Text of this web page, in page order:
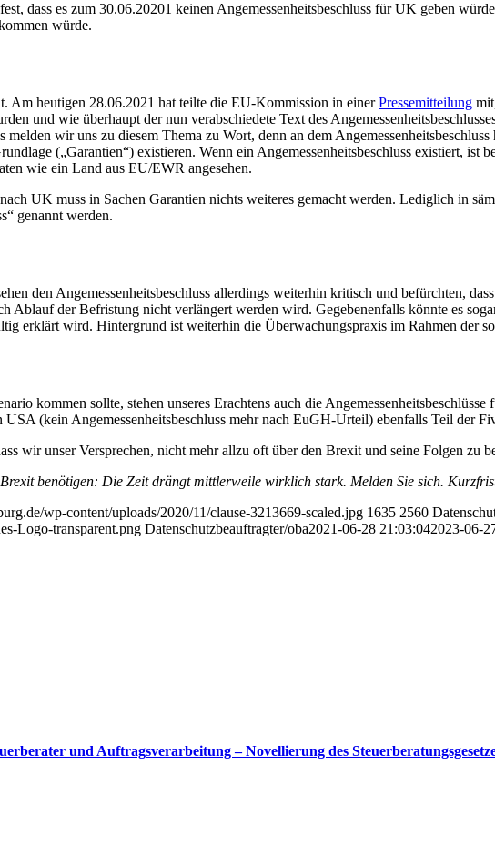
dass es zum 30.06.20201 keinen Angemessenheitsbeschluss für UK geben
würde.
Am heutigen 28.06.2021 hat teilte die EU-Kommission in einerPressemitteilung
und wie überhaupt der nun verabschiedete Text des
melden wir uns zu diesem Thema zu Wort, denn an dem
(„Garantien“) existieren. Wenn ein Angemessenheitsbeschluss existiert,
wie ein Land aus EU/EWR angesehen.
UK muss in Sachen Garantien nichts weiteres gemacht werden. Lediglich in
genannt werden.
den Angemessenheitsbeschluss allerdings weiterhin kritisch und befürchten,
Ablauf der Befristung nicht verlängert werden wird. Gegebenenfalls könnte es
erklärt wird. Hintergrund ist weiterhin die Überwachungspraxis im Rahmen der
kommen sollte, stehen unseres Erachtens auch die
USA (kein Angemessenheitsbeschluss mehr nach EuGH-Urteil) ebenfalls Teil der
wir unser Versprechen, nicht mehr allzu oft über den Brexit und seine Folgen zu
benötigen: Die Zeit drängt mittlerweile wirklich stark. Melden Sie sich.
wp-content/uploads/2020/11/clause-3213669-scaled.jpg 1635 2560
Logo-transparent.png Datenschutzbeauftragter/oba2021-06-28 21:03:042023-06-
und Auftragsverarbeitung – Novellierung des